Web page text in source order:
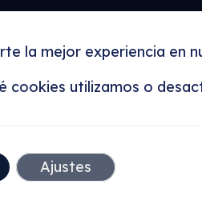
y mantener un
la mejor experiencia en
cookies utilizamos o
Ajustes